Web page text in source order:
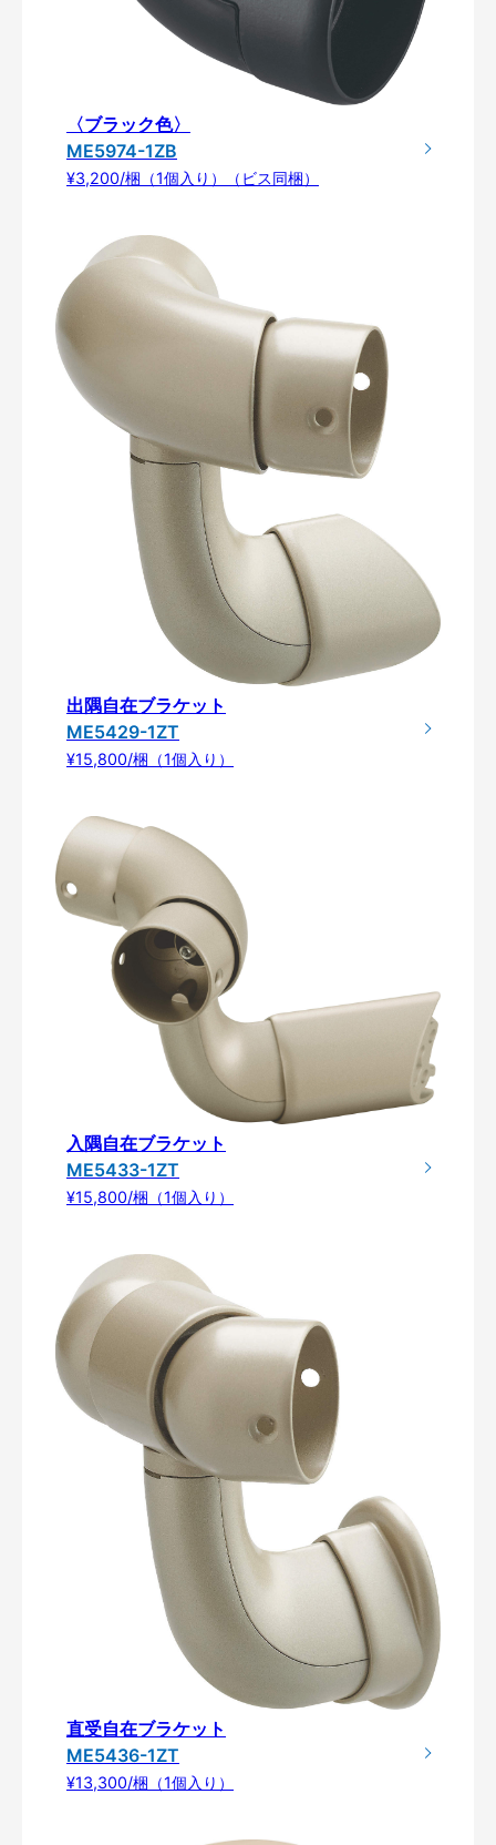
〈ブラック色〉
ME5974-1ZB
¥3,200/梱（1個入り）（ビス同梱）
出隅自在ブラケット
ME5429-1ZT
¥15,800/梱（1個入り）
入隅自在ブラケット
ME5433-1ZT
¥15,800/梱（1個入り）
直受自在ブラケット
ME5436-1ZT
¥13,300/梱（1個入り）